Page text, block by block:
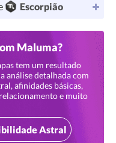
Escorpião
Maluma?
tem um resultado
análise detalhada com
afinidades básicas,
e muito
Astral